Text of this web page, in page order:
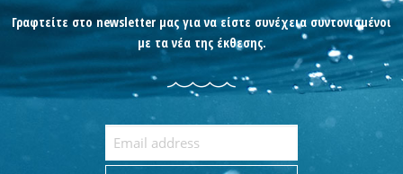
Γραφτείτε στο newsletter μας για να είστε συνέχεια συντονισμένοι
με τα νέα της έκθεσης.